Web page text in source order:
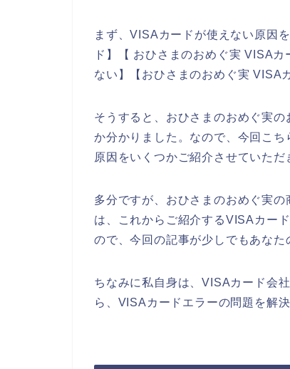
まず、VISAカードが使えない原因
ド】【 おひさまのおめぐ実 VISA
ない】【おひさまのおめぐ実 VISA
そうすると、おひさまのおめぐ実
か分かりました。なので、今回こ
原因をいくつかご紹介させていただ
多分ですが、おひさまのおめぐ実
は、これからご紹介するVISAカー
ので、今回の記事が少しでもあなた
ちなみに私自身は、VISAカード会
ら、VISAカードエラーの問題を解